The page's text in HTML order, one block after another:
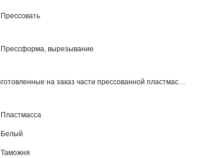
Прессовать
Прессформа, вырезывание
Изготовленные на заказ части прессованной пластмассы впрыски
Пластмасса
Белый
Таможня